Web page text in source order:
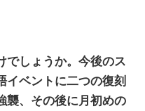
でしょうか。今後のス
イベントに二つの復刻
襲、その後に月初めの